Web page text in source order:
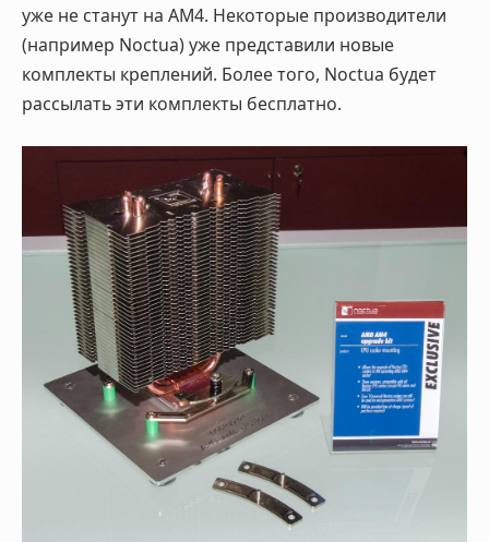
уже не станут на AM4. Некоторые производители
(например Noctua) уже представили новые
комплекты креплений. Более того, Noctua будет
рассылать эти комплекты бесплатно.